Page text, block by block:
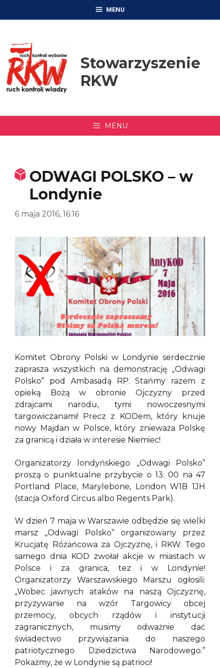
MENU
Stowarzyszenie
RKW
MENU
ODWAGI POLSKO – w
Londynie
6 maja 2016, 16:16
Komitet Obrony Polski w Londynie serdecznie
zaprasza wszystkich na demonstrację „Odwagi
Polsko” pod Ambasadą RP. Stańmy razem z
opieką Bożą w obronie Ojczyzny przed
zdrajcami narodu, tymi nowoczesnymi
targowiczanami! Precz z KODem, który knuje
nowy Majdan w Polsce, który znieważa Polskę
za granicą i działa w interesie Niemiec!
Organizatorzy londyńskiego „Odwagi Polsko”
proszą o punktualne przybycie o 13: 00 na 47
Portland Place, Marylebone, London W1B 1JH
(stacja Oxford Circus albo Regents Park).
W dzień 7 maja w Warszawie odbędzie się wielki
marsz „Odwagi Polsko” organizowany przez
Krucjatę Różańcowa za Ojczyznę, i RKW. Tego
samego dnia KOD zwołał akcje w miastach w
Polsce i za granica, tez i w Londynie!
Organizatorzy Warszawskiego Marszu ogłosili:
„Wobec jawnych ataków na naszą Ojczyznę,
przyzywanie na wzór Targowicy obcej
przemocy, obcych rządów i instytucji
zagranicznych, musimy odważnie dać
świadectwo przywiązania do naszego
patriotycznego Dziedzictwa Narodowego.”
Pokażmy, że w Londynie są patrioci!